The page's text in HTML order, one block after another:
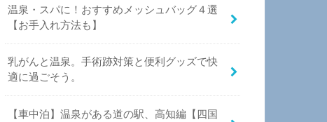
温泉・スパに！おすすめメッシュバッグ４選
【お手入れ方法も】
乳がんと温泉。手術跡対策と便利グッズで快
適に過ごそう。
【車中泊】温泉がある道の駅、高知編【四国